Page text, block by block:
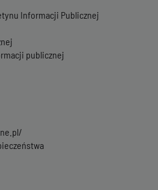
Informacji Publicznej
publicznej